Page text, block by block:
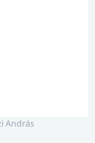
András